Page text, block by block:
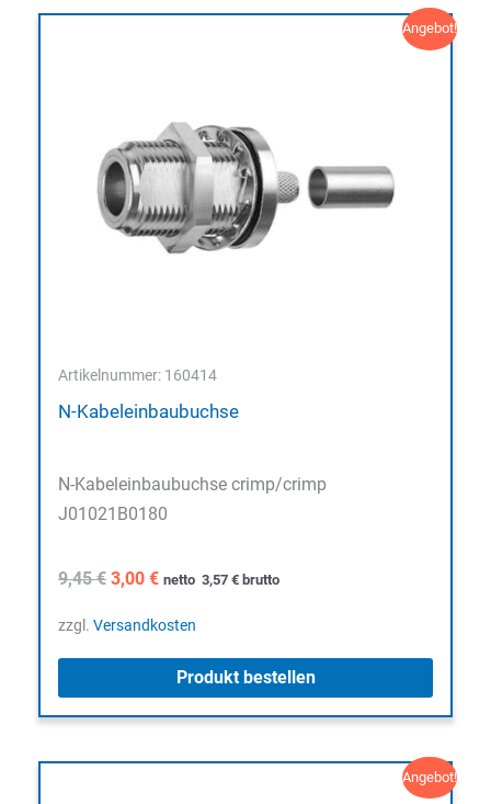
Angebot!
Artikelnummer: 160414
N-Kabeleinbaubuchse
N-Kabeleinbaubuchse crimp/crimp
J01021B0180
9,45€ Ursprünglicher
war:
3,00 €Aktueller
ist:
netto 3,57 € brutto
zzgl. Versandkosten
Produkt bestellen
Angebot!